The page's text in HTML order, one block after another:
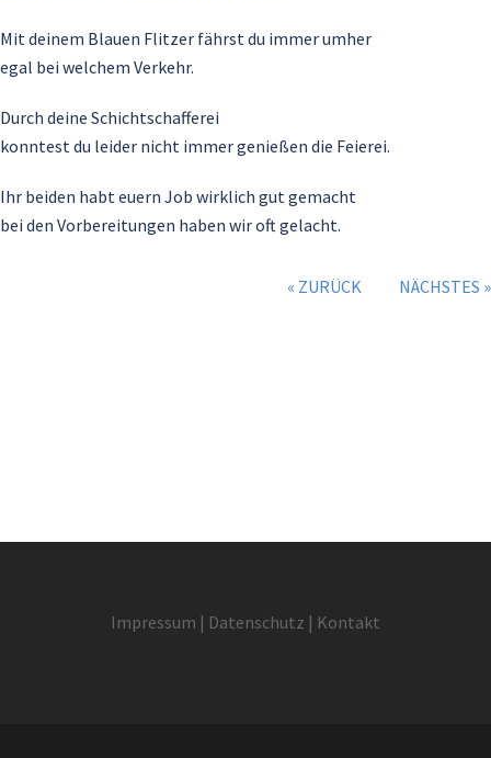
Mit deinem Blauen Flitzer fährst du immer umher
egal bei welchem Verkehr.
Durch deine Schichtschafferei
konntest du leider nicht immer genießen die Feierei.
Ihr beiden habt euern Job wirklich gut gemacht
bei den Vorbereitungen haben wir oft gelacht.
NÄCHSTES »
« ZURÜCK
I mpressum | Datenschutz | Kontakt